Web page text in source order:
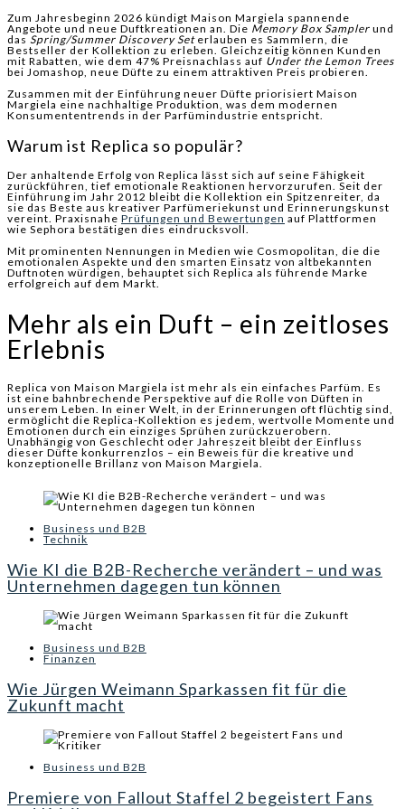
Zum Jahresbeginn 2026 kündigt Maison Margiela spannende
Angebote und neue Duftkreationen an. Die Memory Box Sampler und
das Spring/Summer Discovery Seterlauben es Sammlern, die
Bestseller der Kollektion zu erleben. Gleichzeitig können Kunden
mit Rabatten, wie dem 47% Preisnachlass auf Under the Lemon Trees
bei Jomashop, neue Düfte zu einem attraktiven Preis probieren.
Zusammen mit der Einführung neuer Düfte priorisiert Maison
Margiela eine nachhaltige Produktion, was dem modernen
Konsumententrends in der Parfümindustrie entspricht.
Warum ist Replica so populär?
Der anhaltende Erfolg von Replica lässt sich auf seine Fähigkeit
zurückführen, tief emotionale Reaktionen hervorzurufen. Seit der
Einführung im Jahr 2012 bleibt die Kollektion ein Spitzenreiter, da
sie das Beste aus kreativer Parfümeriekunst und Erinnerungskunst
vereint. Praxisnahe Prüfungen und Bewertungen auf Plattformen
wie Sephora bestätigen dies eindrucksvoll.
Mit prominenten Nennungen in Medien wie Cosmopolitan, die die
emotionalen Aspekte und den smarten Einsatz von altbekannten
Duftnoten würdigen, behauptet sich Replica als führende Marke
erfolgreich auf dem Markt.
Mehr als ein Duft – ein zeitloses
Erlebnis
Replica von Maison Margiela ist mehr als ein einfaches Parfüm. Es
ist eine bahnbrechende Perspektive auf die Rolle von Düften in
unserem Leben. In einer Welt, in der Erinnerungen oft flüchtig sind,
ermöglicht die Replica-Kollektion es jedem, wertvolle Momente und
Emotionen durch ein einziges Sprühen zurückzuerobern.
Unabhängig von Geschlecht oder Jahreszeit bleibt der Einfluss
dieser Düfte konkurrenzlos – ein Beweis für die kreative und
konzeptionelle Brillanz von Maison Margiela.
Business und B2B
Technik
Wie KI die B2B-Recherche verändert – und was
Unternehmen dagegen tun können
Business und B2B
Finanzen
Wie Jürgen Weimann Sparkassen fit für die
Zukunft macht
Business und B2B
Premiere von Fallout Staffel 2 begeistert Fans